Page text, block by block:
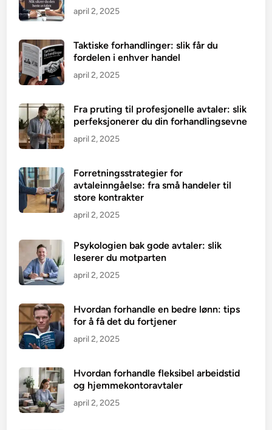
april 2, 2025
Taktiske forhandlinger: slik får du
fordelen i enhver handel
april 2, 2025
Fra pruting til profesjonelle avtaler: slik
perfeksjonerer du din forhandlingsevne
april 2, 2025
Forretningsstrategier for
avtaleinngåelse: fra små handeler til
store kontrakter
april 2, 2025
Psykologien bak gode avtaler: slik
leserer du motparten
april 2, 2025
Hvordan forhandle en bedre lønn: tips
for å få det du fortjener
april 2, 2025
Hvordan forhandle fleksibel arbeidstid
og hjemmekontoravtaler
april 2, 2025